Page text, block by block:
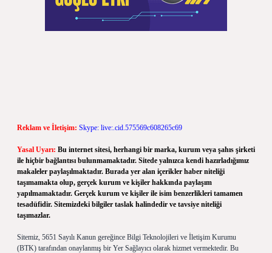
Reklam ve İletişim: Skype: live:.cid.575569c608265c69
Yasal Uyarı: Bu internet sitesi, herhangi bir marka, kurum veya şahıs şirketi
ile hiçbir bağlantısı bulunmamaktadır. Sitede yalnızca kendi hazırladığımız
makaleler paylaşılmaktadır. Burada yer alan içerikler haber niteliği
taşımamakta olup, gerçek kurum ve kişiler hakkında paylaşım
yapılmamaktadır. Gerçek kurum ve kişiler ile isim benzerlikleri tamamen
tesadüfidir. Sitemizdeki bilgiler taslak halindedir ve tavsiye niteliği
taşımazlar.
Sitemiz, 5651 Sayılı Kanun gereğince Bilgi Teknolojileri ve İletişim Kurumu
(BTK) tarafından onaylanmış bir Yer Sağlayıcı olarak hizmet vermektedir. Bu